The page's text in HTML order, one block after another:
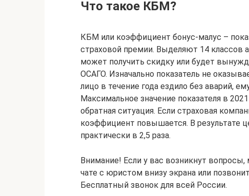
Что такое КБМ?
КБМ или коэффициент бонус-малус –
страховой премии. Выделяют 14 классов
может получить скидку или будет
ОСАГО. Изначально показатель не
лицо в течение года ездило без аварий,
Максимальное значение показателя в
обратная ситуация. Если страховая
коэффициент повышается. В результате
практически в 2,5 раза.
Внимание! Если у вас возникнут
чате с юристом внизу экрана или
Бесплатный звонок для всей России.